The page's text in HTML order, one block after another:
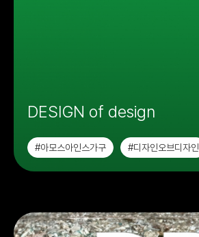
DESIGN of design
#아모스아인스가구
#디자인오브디자인